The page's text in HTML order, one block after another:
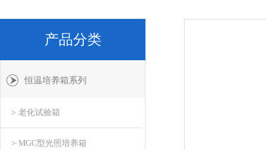
产品分类
恒温培养箱系列
> 老化试验箱
> MGC型光照培养箱